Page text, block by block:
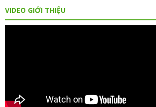
VIDEO GIỚI THIỆU